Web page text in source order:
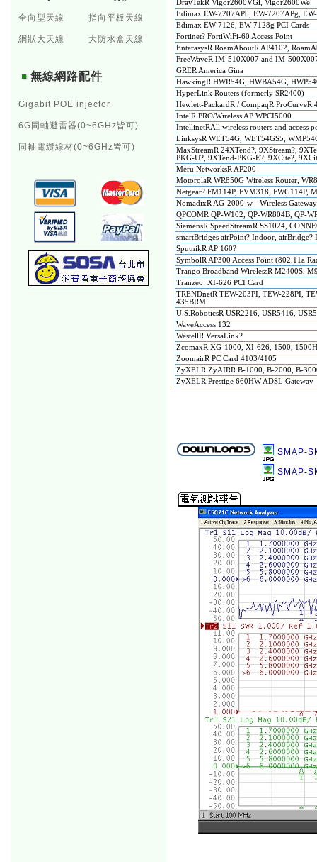
全向型天線 指向平板天線
網狀大天線 大防水盒天線
無線網路配件
Gigabit POE injector
6G同軸避雷器(0~6GHz皆可)
同軸電纜線材(0~6GHz皆可)
DrayTekR Vigor2600VGi, Vigor2600We
Edimax EW-7207APb, EW-7207APg,
Edimax EW-7126, EW-7128g PCI Cards
Fortinet? FortiWiFi-60 Access Point
EnterasysR RoamAboutR AP4102,
FreeWaveR IM-510X007 and IM-
GRER America Gina
HawkingR HWR54G, HWBA54G,
HyperLink Routers (formerly SR2400)
Hewlett-PackardR / CompaqR
IntelR PRO/Wireless AP WPCI5000
IntellinetRAll wireless routers and access
LinksysR WET54G, WET54GS5,
MaxStreamR 24XTend?, 9XStream?,
PKG-U?, 9XTend-PKG-E?, 9XCite?,
Meru NetworksR AP200
MotorolaR WR850G Wireless Router,
Netgear? FM114P, FVM318, FWG114P,
NomadixR AG-2000-w - Wireless
QPCOMR QP-W102, QP-WR804B, QP-
SiemensR SpeedStreamR SS1024,
smartBridges airPoint? Indoor, airBridge?
SputnikR AP 160?
SymbolR AP300 Access Point (802.11a
Trango Broadband WirelessR M2400S,
Tranzeo: XI-626 PCI Card
TRENDnetR TEW-203PI, TEW-228PI,
435BRM
U.S.RoboticsR USR2216, USR5416,
WaveAccess 132
WestellR VersaLink?
ZcomaxR XG-1000, XI-626, 1500,
ZoomairR PC Card 4103/4105
ZyXELR ZyAIRR B-1000, B-2000, B-
ZyXELR Prestige 660HW ADSL Gateway
SMAP-
SMAP-